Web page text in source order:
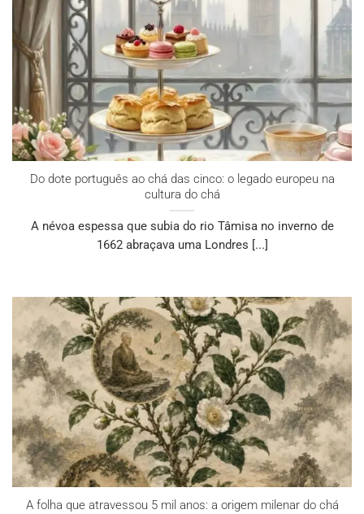
Do dote português ao chá das cinco: o legado europeu na
cultura do chá
A névoa espessa que subia do rio Tâmisa no inverno de
1662 abraçava uma Londres [...]
A folha que atravessou 5 mil anos: a origem milenar do chá